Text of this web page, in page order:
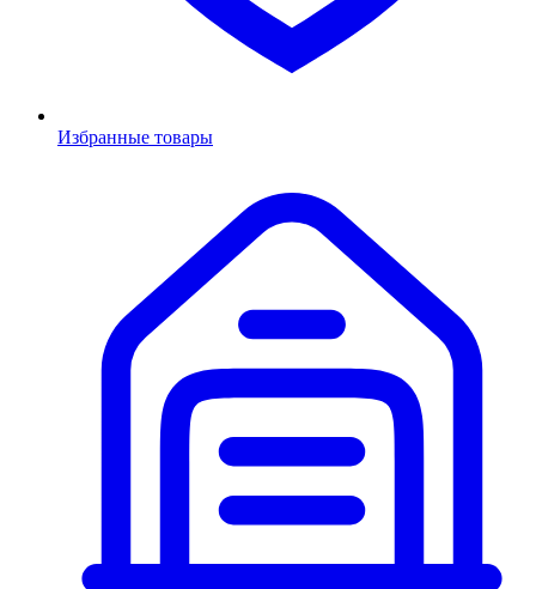
Избранные товары